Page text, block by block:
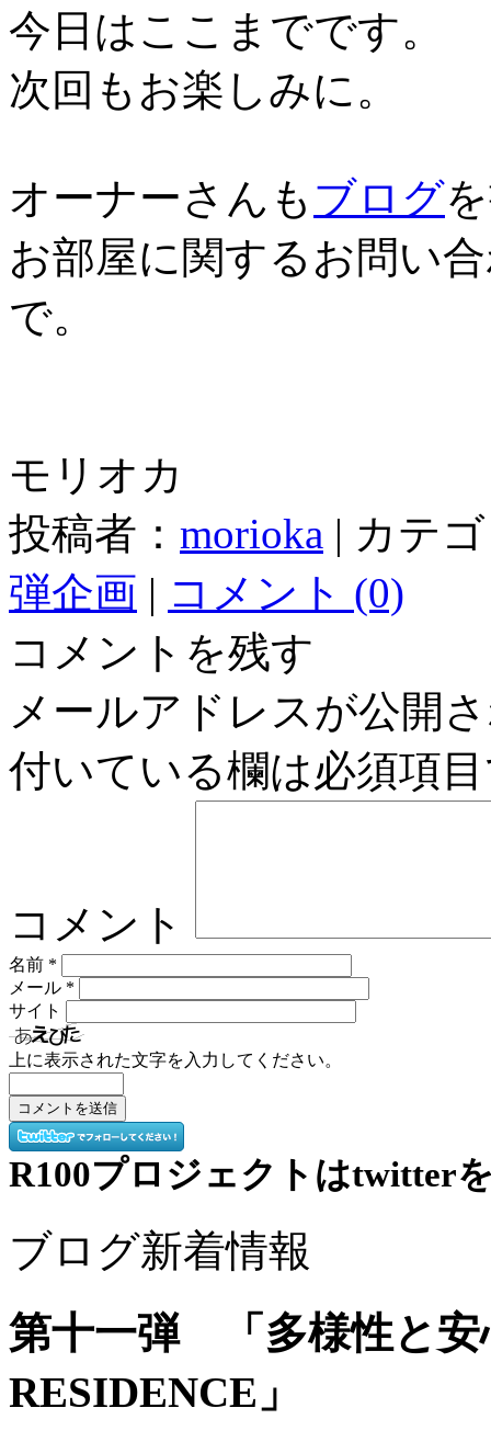
今日はここまでです。
次回もお楽しみに。
オーナーさんも ブログ
お部屋に関するお問い
で。
モリオカ
投稿者： morioka | カテ
弾企画 | コメント (0)
コメントを残す
メールアドレスが公開
付いている欄は必須項
コメント
名前 *
メール *
サイト
上に表示された文字を入力してください。
R100プロジェクトはtwitter
ブログ新着情報
第十一弾 「多様性と安
RESIDENCE」